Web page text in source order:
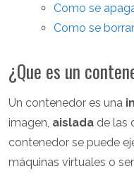
Como se
Como se
¿Que es un
Un contenedor es una
imagen, aislada de las
contenedor se puede
máquinas virtuales o